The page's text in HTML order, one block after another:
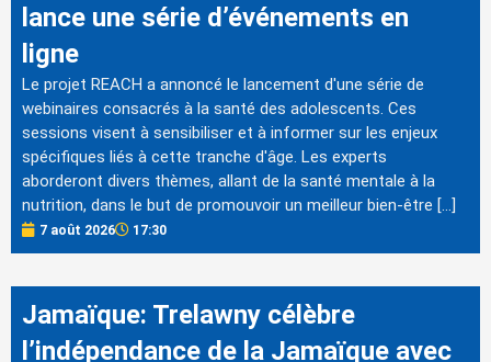
lance une série d’événements en
ligne
Le projet REACH a annoncé le lancement d'une série de
webinaires consacrés à la santé des adolescents. Ces
sessions visent à sensibiliser et à informer sur les enjeux
spécifiques liés à cette tranche d'âge. Les experts
aborderont divers thèmes, allant de la santé mentale à la
nutrition, dans le but de promouvoir un meilleur bien-être […]
7 août 2026 17:30
Jamaïque: Trelawny célèbre
l’indépendance de la Jamaïque avec